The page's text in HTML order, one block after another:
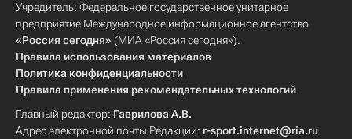
Учредитель: Федеральное государственное унитарное
предприятие Международное информационное агентство
«Россия сегодня» (МИА «Россия сегодня»).
Правила использования материалов
Политика конфиденциальности
Правила применения рекомендательных технологий
Главный редактор: Гаврилова А.В.
Адрес электронной почты Редакции: r-sport.internet@ria.ru